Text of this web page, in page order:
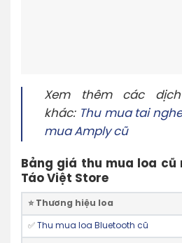
Xem thêm các
khác: Thu mua tai
mua Amply cũ
Bảng giá thu mua loa
Táo Việt Store
⭐️ Thương hiệu loa
✅ Thu mua loa Bluetooth cũ